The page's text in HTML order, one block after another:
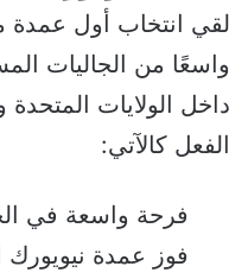
لقي انتخاب أول عمدة
واسعًا من الجاليات
داخل الولايات
الفعل كالآتي:
فرحة واسعة في
فوز عمدة